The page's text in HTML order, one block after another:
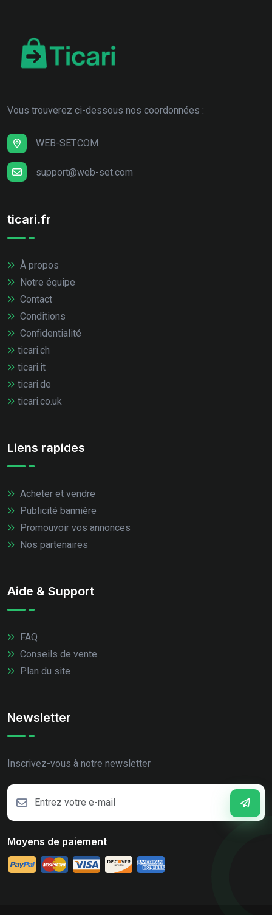
Vous trouverez ci-dessous nos coordonnées :
WEB-SET.COM
support@web-set.com
ticari.fr
À propos
Notre équipe
Contact
Conditions
Confidentialité
ticari.ch
ticari.it
ticari.de
ticari.co.uk
Liens rapides
Acheter et vendre
Publicité bannière
Promouvoir vos annonces
Nos partenaires
Aide & Support
FAQ
Conseils de vente
Plan du site
Newsletter
Inscrivez-vous à notre newsletter
Moyens de paiement